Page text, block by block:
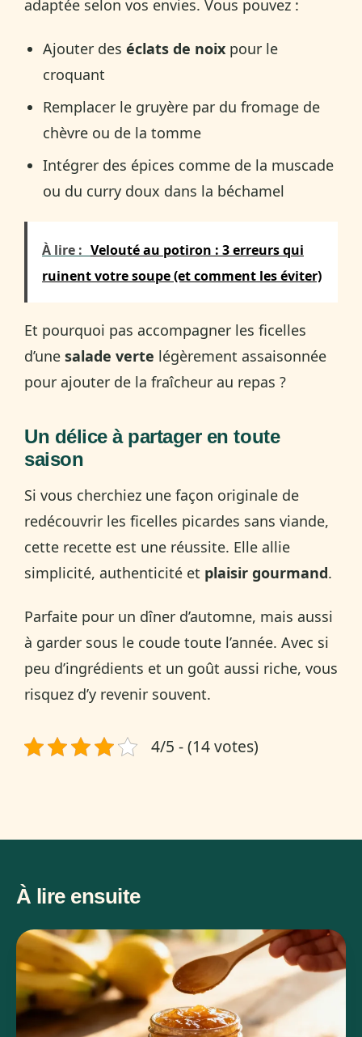
adaptée selon vos envies. Vous pouvez :
Ajouter deséclats de noix pour le
croquant
Remplacer le gruyère par du fromage de
chèvre ou de la tomme
Intégrer des épices comme de la muscade
ou du curry doux dans la béchamel
À lire : Velouté au potiron : 3 erreurs qui
ruinent votre soupe (et comment les éviter)
Et pourquoi pas accompagner les ficelles
d’une salade verte légèrement assaisonnée
pour ajouter de la fraîcheur au repas ?
Un délice à partager en toute
saison
Si vous cherchiez une façon originale de
redécouvrir les ficelles picardes sans viande,
cette recette est une réussite. Elle allie
simplicité, authenticité et plaisir gourmand.
Parfaite pour un dîner d’automne, mais aussi
à garder sous le coude toute l’année. Avec si
peu d’ingrédients et un goût aussi riche, vous
risquez d’y revenir souvent.
4/5 - (14 votes)
À lire ensuite